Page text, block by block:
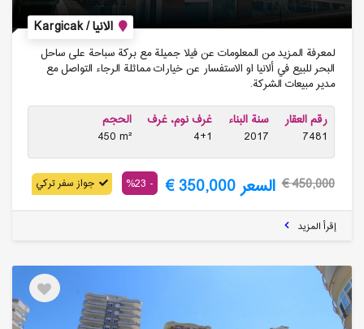
الانيا / Kargicak
لمعرفة المزيد من المعلومات عن فيلا جميلة مع بركة سباحة على ساحل
البحر للبيع في ألانيا او الاستفسار عن خيارات مماثلة الرجاء التواصل مع
مدير مبيعات الشركة.
رقم العقار
7481
سنة البناء
2017
غرف نوم، غرف
4+1
الحجم
450 m²
450,000 € السعر 350,000 € - 23% جواز سفر تركي
إقرأ المزيد